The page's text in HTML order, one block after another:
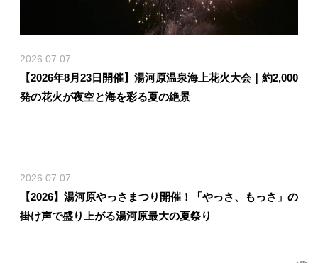
2026.07.07
【2026年8月23日開催】湯河原温泉海上花火大会｜約2,000
発の花火が夜空と海を彩る夏の絶景
2026.07.07
【2026】湯河原やっさまつり開催！「やっさ、もっさ」の
掛け声で盛り上がる湯河原最大の夏祭り